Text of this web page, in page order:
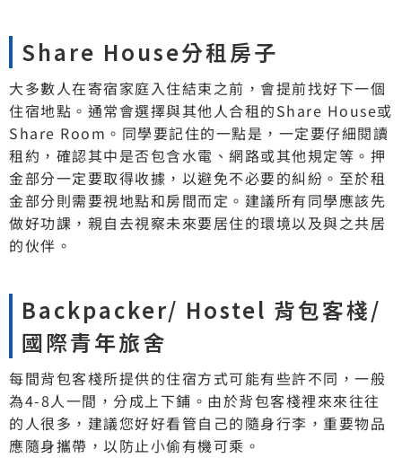
Share House分租房子
大多數人在寄宿家庭入住結束之前，會提前找好下一個
住宿地點。通常會選擇與其他人合租的Share House或
Share Room。同學要記住的一點是，一定要仔細閱讀
租約，確認其中是否包含水電、網路或其他規定等。押
金部分一定要取得收據，以避免不必要的糾紛。至於租
金部分則需要視地點和房間而定。建議所有同學應該先
做好功課，親自去視察未來要居住的環境以及與之共居
的伙伴。
Backpacker/ Hostel 背包客棧/
國際青年旅舍
每間背包客棧所提供的住宿方式可能有些許不同，一般
為4-8人一間，分成上下鋪。由於背包客棧裡來來往往
的人很多，建議您好好看管自己的隨身行李，重要物品
應隨身攜帶，以防止小偷有機可乘。